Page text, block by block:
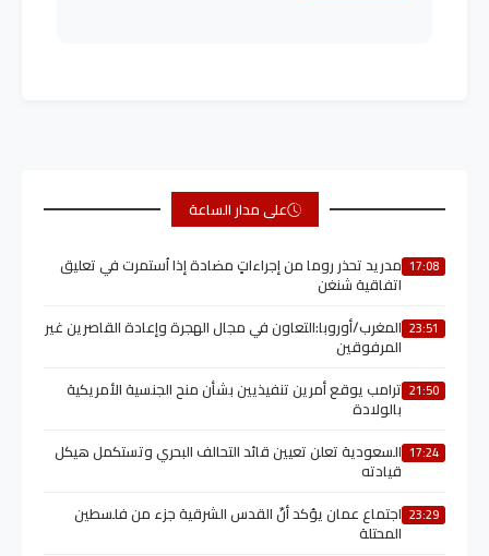
على مدار الساعة
17:08 مدريد تحذر روما من إجراءاتٍ مضادة إذا اُستمرت في تعليق
اتفاقية شنغن
23:51 المغرب/أوروبا:التعاون في مجال الهجرة وإعادة القاصرين غير
المرفوقين
21:50 ترامب يوقع أمرين تنفيذيين بشأن منح الجنسية الأمريكية
بالولادة
17:24 السعودية تعلن تعيين قائد التحالف البحري وتستكمل هيكل
قيادته
23:29 اجتماع عمان يؤكد أنّ القدس الشرقية جزء من فلسطين
المحتلة